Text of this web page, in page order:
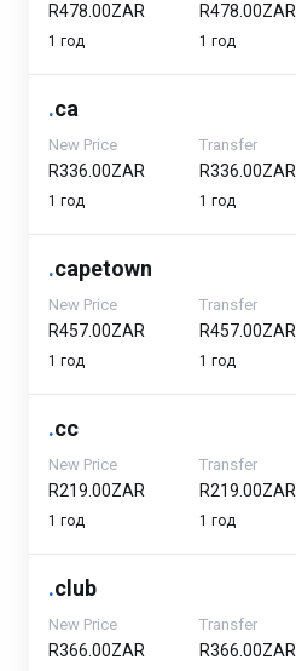
R478.00ZAR
1 год
R478.00ZAR
1 год
.ca
New Price
R336.00ZAR
1 год
Transfer
R336.00ZAR
1 год
.capetown
New Price
R457.00ZAR
1 год
Transfer
R457.00ZAR
1 год
.cc
New Price
R219.00ZAR
1 год
Transfer
R219.00ZAR
1 год
.club
New Price
R366.00ZAR
Transfer
R366.00ZAR